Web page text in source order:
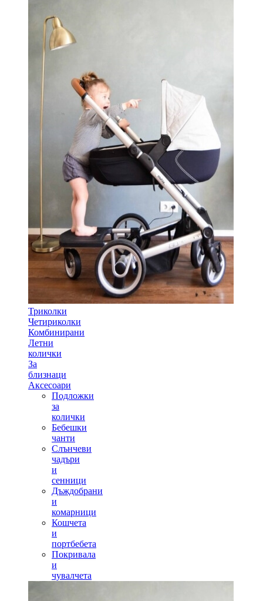
Триколки
Четириколки
Комбинирани
Летни
колички
За
близнаци
Аксесоари
Подложки
за
колички
Бебешки
чанти
Слънчеви
чадъри
и
сенници
Дъждобрани
и
комарници
Кошчета
и
портбебета
Покривала
и
чувалчета